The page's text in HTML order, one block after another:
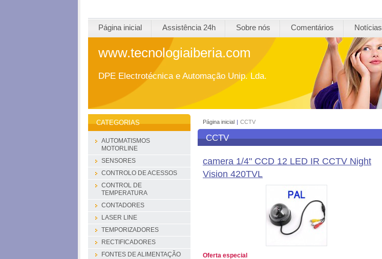
Página inicial Assistência 24h Sobre nós Comentários Notícias
www.tecnologiaiberia.com
DPE Electrotécnica e Automação Unip. Lda.
Página inicial | CCTV
CCTV
camera 1/4" CCD 12 LED IR CCTV Night
Vision 420TVL
Oferta especial
CATEGORIAS
AUTOMATISMOS
MOTORLINE
SENSORES
CONTROLO DE ACESSOS
CONTROL DE
TEMPERATURA
CONTADORES
LASER LINE
TEMPORIZADORES
RECTIFICADORES
FONTES DE ALIMENTAÇÃO